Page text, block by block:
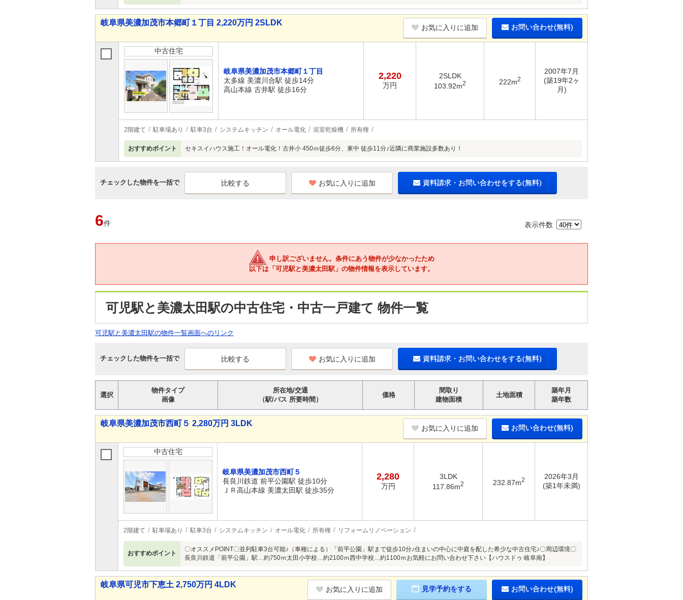
岐阜県美濃加茂市本郷町１丁目 2,220万円 2SLDK
お気に入りに追加 お問い合わせ(無料)
中古住宅
岐阜県美濃加茂市本郷町１丁目
太多線 美濃川合駅 徒歩14分
高山本線 古井駅 徒歩16分
2,220
万円
2SLDK
103.92m2 222m2
2007年7月
(築19年2ヶ
月)
2階建て 駐車場あり 駐車3台 システムキッチン オール電化 浴室乾燥機 所有権
おすすめポイント セキスイハウス施工！オール電化！古井小 450ｍ徒歩6分、東中 徒歩11分♪近隣に商業施設多数あり！
チェックした物件を一括で お気に入りに追加 資料請求・お問い合わせをする(無料)
6件 表示件数
申し訳ございません。条件にあう物件が少なかったため
以下は「可児駅と美濃太田駅」の物件情報を表示しています。
可児駅と美濃太田駅の中古住宅・中古一戸建て 物件一覧
可児駅と美濃太田駅の物件一覧画面へのリンク
チェックした物件を一括で お気に入りに追加 資料請求・お問い合わせをする(無料)
選択
物件タイプ
画像
所在地/交通
（駅/バス 所要時間）
価格
間取り
建物面積
土地面積
築年月
築年数
岐阜県美濃加茂市西町５ 2,280万円 3LDK
お気に入りに追加 お問い合わせ(無料)
中古住宅
岐阜県美濃加茂市西町５
長良川鉄道 前平公園駅 徒歩10分
ＪＲ高山本線 美濃太田駅 徒歩35分
2,280
万円
3LDK
117.86m2 232.87m2
2026年3月
(築1年未満)
2階建て 駐車場あり 駐車3台 システムキッチン オール電化 所有権 リフォームリノベーション
おすすめポイント
〇オススメPOINT〇並列駐車3台可能♪（車種による）「前平公園」駅まで徒歩10分♪住まいの中心に中庭を配した希少な中古住宅♪〇周辺環境〇
長良川鉄道「前平公園」駅…約750ｍ太田小学校…約2100ｍ西中学校…約1100ｍお気軽にお問い合わせ下さい【ハウスドゥ 岐阜南】
岐阜県可児市下恵土 2,750万円 4LDK
お気に入りに追加 見学予約をする お問い合わせ(無料)